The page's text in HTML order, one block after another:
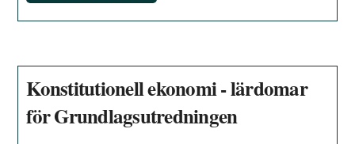
Konstitutionell ekonomi - lärdomar
för Grundlagsutredningen